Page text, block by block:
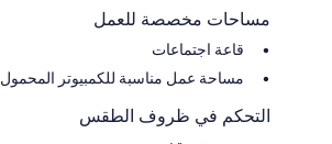
مساحات مخصصة للعمل
قاعة اجتماعات
مساحة عمل مناسبة للكمبيوتر المحمول
التحكم في ظروف الطقس